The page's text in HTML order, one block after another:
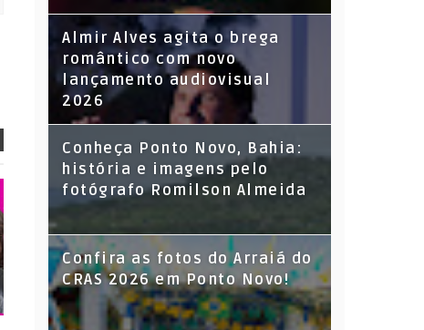
Almir Alves agita o brega
romântico com novo
lançamento audiovisual
2026
Conheça Ponto Novo, Bahia:
história e imagens pelo
fotógrafo Romilson Almeida
Confira as fotos do Arraiá do
CRAS 2026 em Ponto Novo!